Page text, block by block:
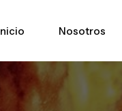
Nosotros